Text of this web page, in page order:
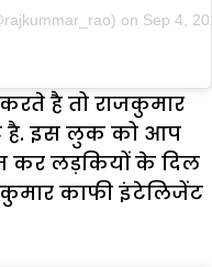
on Sep 4,
है तो राजकुमार
इस लुक को आप
कर लड़कियों के दिल
काफी इंटेलिजेंट